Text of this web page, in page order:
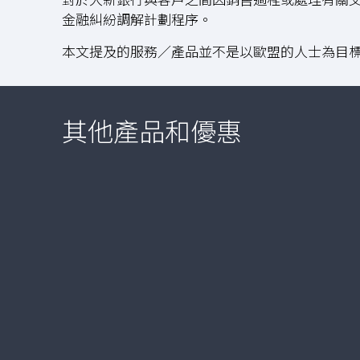
金融糾紛調解計劃程序。
本文提及的服務／產品並不是以歐盟的人士為目
其他產品和優惠